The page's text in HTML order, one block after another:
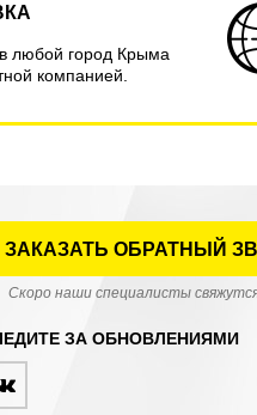
любой город Крыма
компанией.
ЗАКАЗАТЬ ОБРАТНЫЙ
Скоро наши специалисты
ЗА ОБНОВЛЕНИЯМИ